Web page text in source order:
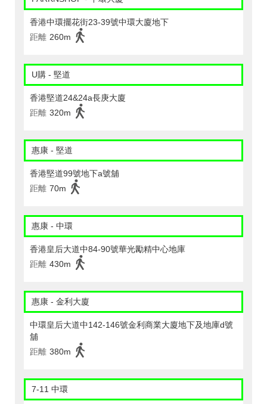
香港中環擺花街23-39號中環大廈地下
距離 260m
U購 - 堅道
香港堅道24&24a長庚大廈
距離 320m
惠康 - 堅道
香港堅道99號地下a號舖
距離 70m
惠康 - 中環
香港皇后大道中84-90號華光勵精中心地庫
距離 430m
惠康 - 金利大廈
中環皇后大道中142-146號金利商業大廈地下及地庫d號
舖
距離 380m
7-11 中環